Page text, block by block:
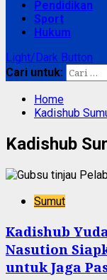
Pendidikan
Sport
Hukum
Light/Dark Button
Cari untuk:
Home
Kadishub
Kadishub
Sumut
Kadishub
Nasution
untuk Jaga